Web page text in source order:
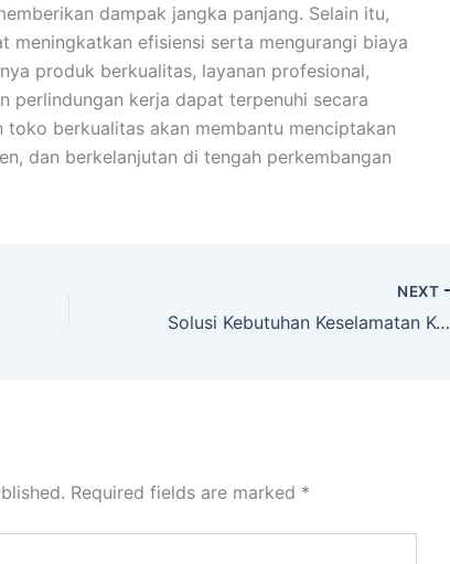
dampak jangka panjang. Selain itu,
meningkatkan efisiensi serta mengurangi biaya
produk berkualitas, layanan profesional,
perlindungan kerja dapat terpenuhi secara
berkualitas akan membantu menciptakan
dan berkelanjutan di tengah perkembangan
NEXT
Solusi Kebutuhan Keselamatan Kerja dengan Toko Alat Safety Lebak Terpercaya
Required fields are marked *